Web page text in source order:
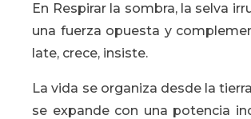
En Respirar la sombra, la selva
una fuerza opuesta y
late, crece, insiste.
La vida se organiza desde la
se expande con una potencia